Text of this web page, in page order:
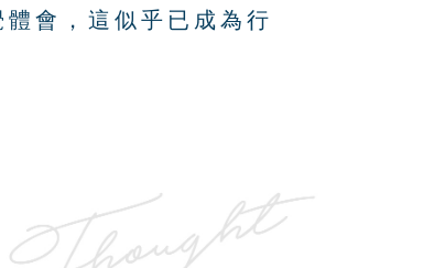
會，這似乎已成為行